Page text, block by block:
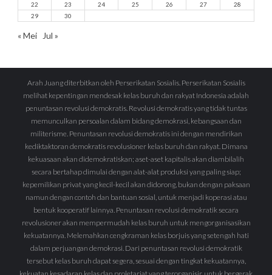
22
23 24 25 26 27
28
29
30
« Mei Jul »
Arah Juang diterbitkan oleh Perserikatan Sosialis. Perserikatan Sosialis
melihat kepentingan mendesak kelas buruh dan rakyat Indonesia adalah
penuntasan revolusi demokratis. Revolusi demokratis yang tidak tuntas
memunculkan persoalan dalam bidang demokrasi, kebangsaan dan
militerisme. Penuntasan revolusi demokratis ini dengan mendirikan
kediktaktoran demokratis revolusioner kelas buruh dan rakyat. Dimana
kekuasaan akan didemokratiskan; aset-aset kapitalis akan diambilalih
secara bertahap dimulai dengan alat-alat produksi yang paling siap;
kepemilikan privat yang kecil-kecil akan didorong, bukan dengan paksaan
namun dengan contoh dan bantuan sosial, untuk menjadi koperasi atau
bentuk kooperatif lainnya. Penuntasan revolusi demokratik secara
revolusioner akan mempermudah kelas buruh untuk mengorganisasikan
kekuatannya. Melemahkan cengkraman kelas borjuis yang setengah hati
dalam perjuangan demokrasi. Dari penuntasan revolusi demokratik
tersebut kelas buruh dapat segera, sesuai dengan tingkat kekuatannya,